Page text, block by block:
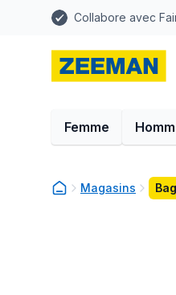
Collabore avec
Femme
Magasins